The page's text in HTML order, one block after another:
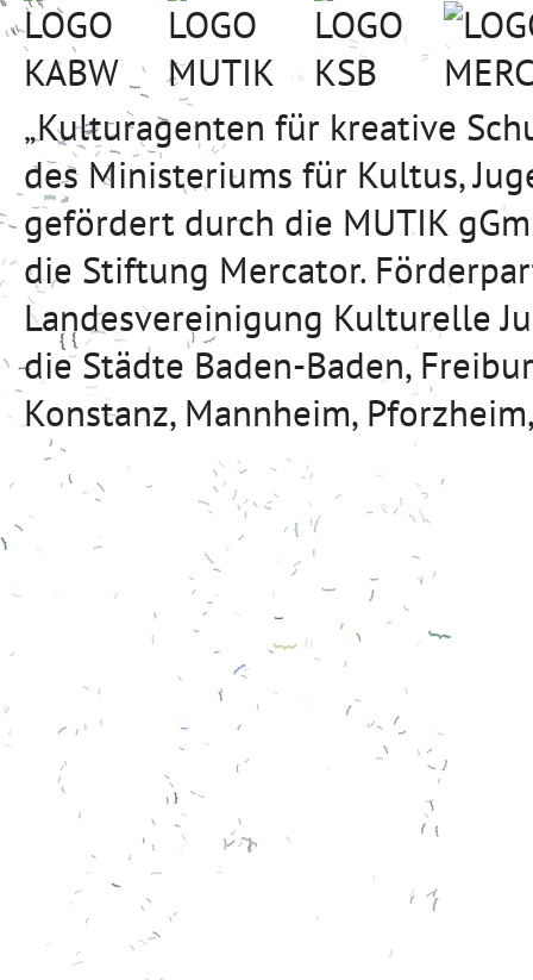
„Kulturagenten für kreative
des Ministeriums für Kultus,
gefördert durch die MUTIK
die Stiftung Mercator.
Landesvereinigung Kulturelle
die Städte Baden-Baden,
Konstanz, Mannheim,